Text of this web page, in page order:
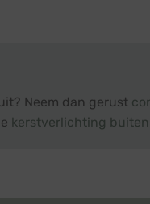
Neem dan gerust
kerstverlichting buiten